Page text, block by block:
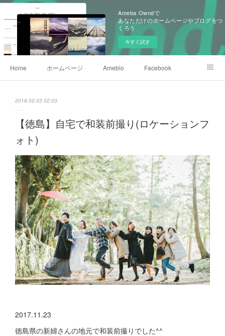
Ameba Owndで
あなただけのホームページやブログをつ
くろう
今すぐ試す
Home ホームページ Ameblo Facebook
2018.02.03 02:03
【徳島】自宅で和装前撮り(ロケーションフ
ォト)
2017.11.23
徳島県の新婦さんの地元で和装前撮りでした^^